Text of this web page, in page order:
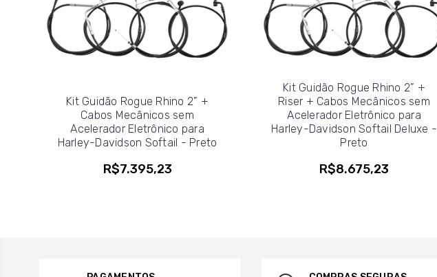
Kit Guidão Rogue Rhino 2” +
Cabos Mecânicos sem
Acelerador Eletrônico para
Harley-Davidson Softail - Preto
R$7.395,23
Kit Guidão Rogue Rhino 2” +
Riser + Cabos Mecânicos sem
Acelerador Eletrônico para
Harley-Davidson Softail Deluxe -
Preto
R$8.675,23